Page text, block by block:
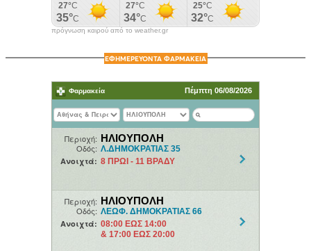
πρόγνωση καιρού από το weather.gr
ΕΦΗΜΕΡΕΥΟΝΤΑ ΦΑΡΜΑΚΕΙΑ